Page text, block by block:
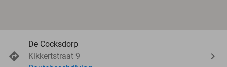
De Cocksdorp
Kikkertstraat 9